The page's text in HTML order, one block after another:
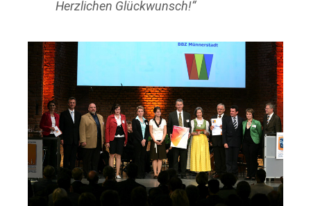
Herzlichen Glückwunsch!“